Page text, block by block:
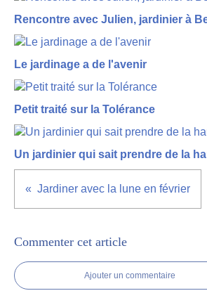
Rencontre avec Julien, jardinier à
Le jardinage a de l'avenir
Petit traité sur la Tolérance
Un jardinier qui sait prendre de la
Jardiner avec la lune en février
Commenter cet article
Ajouter un commentaire